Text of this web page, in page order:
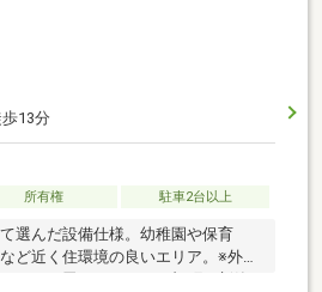
13分
所有権 駐車2台以上
選んだ設備仕様。幼稚園や保育
ど近く住環境の良いエリア。※外構